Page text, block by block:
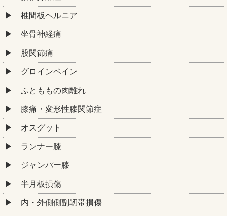
椎間板ヘルニア
坐骨神経痛
股関節痛
グロインペイン
ふとももの肉離れ
膝痛・変形性膝関節症
オスグット
ランナー膝
ジャンパー膝
半月板損傷
内・外側側副靭帯損傷